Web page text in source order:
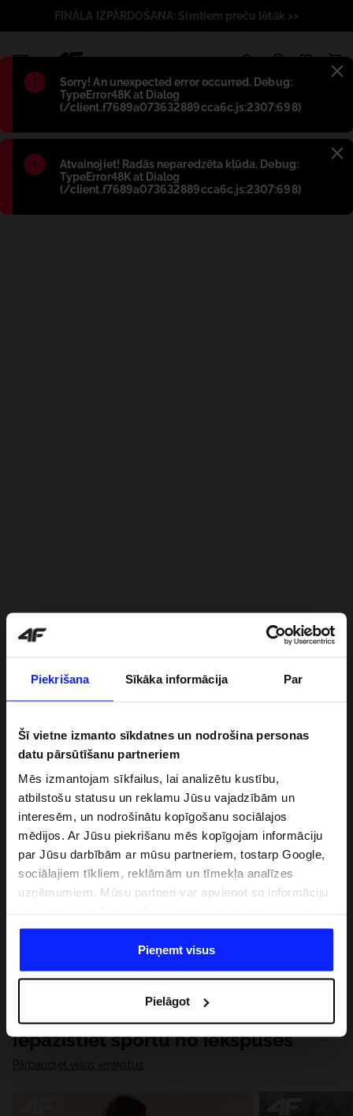
Piekrišana Sīkāka informācija Par
Šī vietne izmanto sīkdatnes un nodrošina personas
datu pārsūtīšanu partneriem
Mēs izmantojam sīkfailus, lai analizētu kustību,
atbilstošu statusu un reklamu Jūsu vajadzībām un
interesēm, un nodrošinātu kopīgošanu sociālajos
mēdijos. Ar Jūsu piekrišanu mēs kopīgojam informāciju
par Jūsu darbībām ar mūsu partneriem, tostarp Google,
sociālajiem tīkliem, reklāmām un tīmekļa analīzes
uzņēmumiem. Mūsu partneri var apvienot so informāciju
datiem, ko viņi iegūst, izmantojot viņu pakalpojumus. Ar
Jūsu atļauju, mēs varam pārsūtīt Jūsu personas datus
saviem partneriem, lai uzlabotu veidu, kadā tiek rādīta
saturu un uzlabotu mūsu partneru piedāvātos risinajumus
( piem. socialos tīklus). Detalizētu informāciju var atrast
mūsu Privātuma politikā un sadaļā "Detaļas".
Pieņemt visus
Pielāgot
Błąd:
Sorry! An unexpected error occurred. Debug:
TypeError48K at Dialog
(/client.f7689a073632889cca6c.js:2307:698)
Błąd:
Atvainojiet! Radās neparedzēta kļūda. Debug:
TypeError48K at Dialog
(/client.f7689a073632889cca6c.js:2307:698)
FINĀLA IZPĀRDOŠANA: Simtiem preču lētāk >>
Iepazīstiet sportu no iekšpuses
Pārbaudiet visus ierakstus